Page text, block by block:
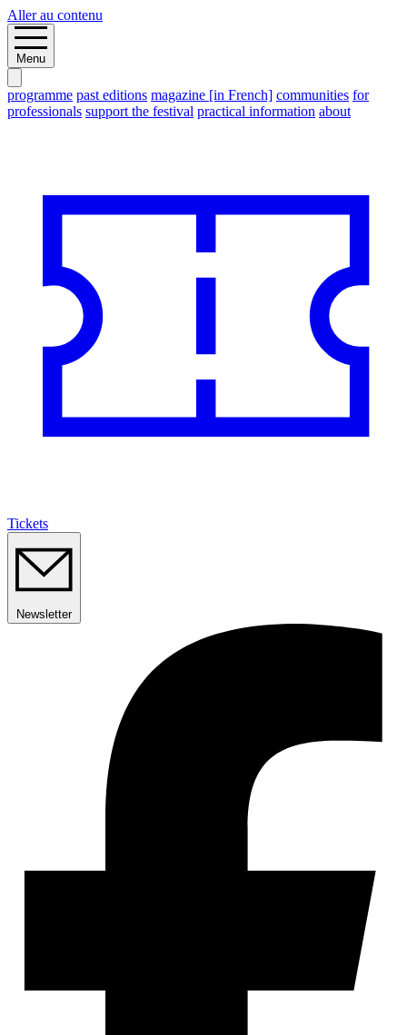
Aller au contenu
Menu
programme past editions magazine [in French] communities for
professionals support the festival practical information about
Tickets
Newsletter